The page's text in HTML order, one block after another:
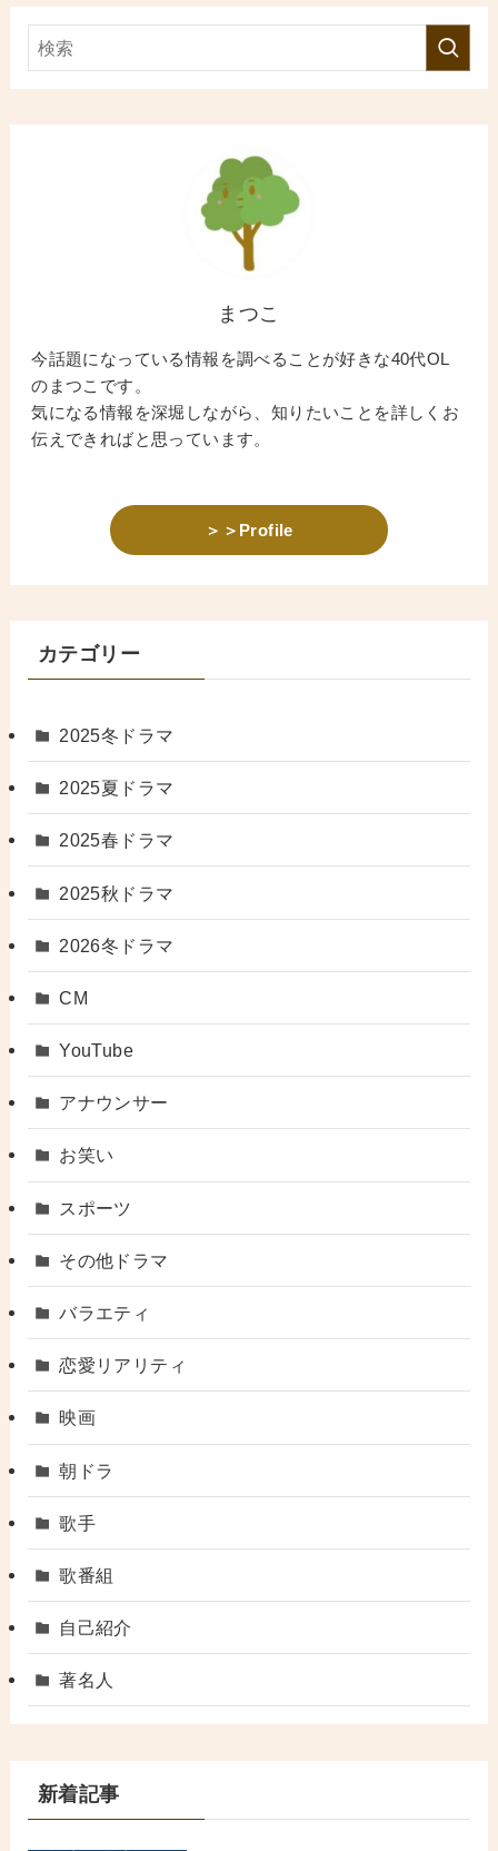
まつこ
今話題になっている情報を調べることが好きな40代OL
のまつこです。
気になる情報を深堀しながら、知りたいことを詳しくお
伝えできればと思っています。
＞＞Profile
カテゴリー
2025冬ドラマ
2025夏ドラマ
2025春ドラマ
2025秋ドラマ
2026冬ドラマ
CM
YouTube
アナウンサー
お笑い
スポーツ
その他ドラマ
バラエティ
恋愛リアリティ
映画
朝ドラ
歌手
歌番組
自己紹介
著名人
新着記事